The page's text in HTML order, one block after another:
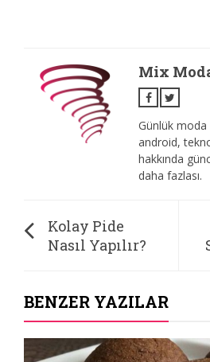
Mix
Günlük
android,
hakkında
daha fazlası.
Kolay Pide
Nasıl Yapılır?
BENZER YAZILAR